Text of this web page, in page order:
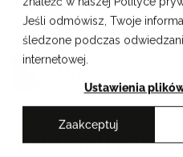
Jeśli odmówisz, Twoje
śledzone podczas
internetowej.
Ustawienia
Zaakceptuj
Przejdź
treści
Krakowskie
Aleksandra